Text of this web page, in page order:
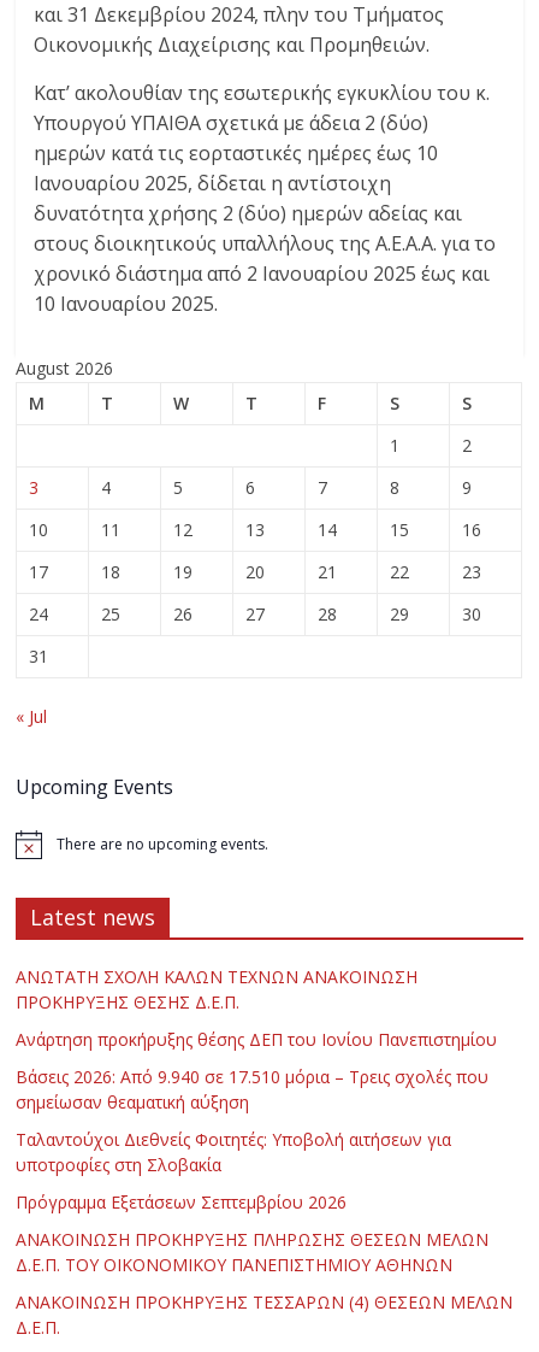
και 31 Δεκεμβρίου 2024, πλην του Τμήματος
Οικονομικής Διαχείρισης και Προμηθειών.
Κατ’ ακολουθίαν της εσωτερικής εγκυκλίου του κ.
Υπουργού ΥΠΑΙΘΑ σχετικά με άδεια 2 (δύο)
ημερών κατά τις εορταστικές ημέρες έως 10
Ιανουαρίου 2025, δίδεται η αντίστοιχη
δυνατότητα χρήσης 2 (δύο) ημερών αδείας και
στους διοικητικούς υπαλλήλους της Α.Ε.Α.Α. για το
χρονικό διάστημα από 2 Ιανουαρίου 2025 έως και
10 Ιανουαρίου 2025.
August 2026
M
T W T F S
S
1
2
3
4 5 6 7 8
9
10
11 12 13 14 15
16
17
18 19 20 21 22
23
24
25 26 27 28 29
30
31
« Jul
Upcoming Events
There are no upcoming events.
Latest news
ΑΝΩΤΑΤΗ ΣΧΟΛΗ ΚΑΛΩΝ ΤΕΧΝΩΝ ΑΝΑΚΟΙΝΩΣΗ
ΠΡΟΚΗΡΥΞΗΣ ΘΕΣΗΣ Δ.Ε.Π.
Ανάρτηση προκήρυξης θέσης ΔΕΠ του Ιονίου Πανεπιστημίου
Βάσεις 2026: Από 9.940 σε 17.510 μόρια – Τρεις σχολές που
σημείωσαν θεαματική αύξηση
Ταλαντούχοι Διεθνείς Φοιτητές: Υποβολή αιτήσεων για
υποτροφίες στη Σλοβακία
Πρόγραμμα Εξετάσεων Σεπτεμβρίου 2026
ΑΝΑΚΟΙΝΩΣΗ ΠΡΟΚΗΡΥΞΗΣ ΠΛΗΡΩΣΗΣ ΘΕΣΕΩΝ ΜΕΛΩΝ
Δ.Ε.Π. ΤΟΥ ΟΙΚΟΝΟΜΙΚΟΥ ΠΑΝΕΠΙΣΤΗΜΙΟΥ ΑΘΗΝΩΝ
ΑΝΑΚΟΙΝΩΣΗ ΠΡΟΚΗΡΥΞΗΣ ΤΕΣΣΑΡΩΝ (4) ΘΕΣΕΩΝ ΜΕΛΩΝ
Δ.Ε.Π.